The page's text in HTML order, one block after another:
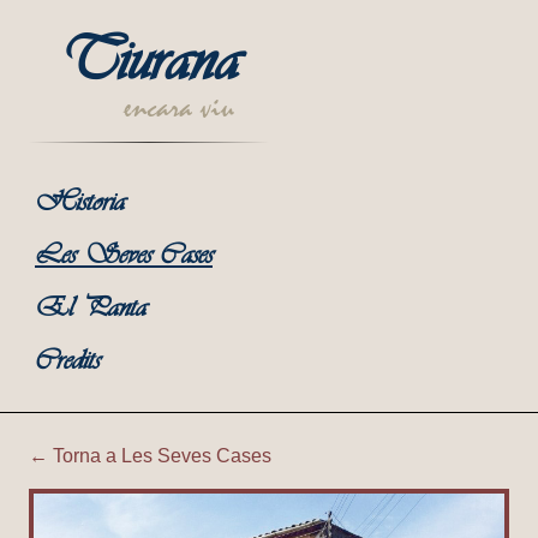
Tiurana
encara viu
Historia
Les Seves Cases
El Panta
Credits
Tiurana | Cal Minguet
← Torna a Les Seves Cases